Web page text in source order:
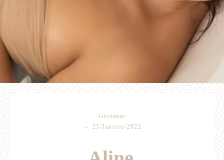
Gestante
25/Janeiro/2022